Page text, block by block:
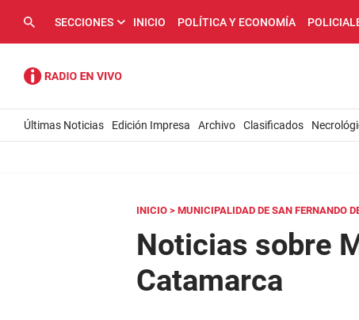
SECCIONES INICIO POLÍTICA Y ECONOMÍA
Últimas Noticias Edición Impresa Archivo Clasificados
INICIO > MUNICIPALIDAD DE SAN FERNANDO
Noticias sobre
Catamarca